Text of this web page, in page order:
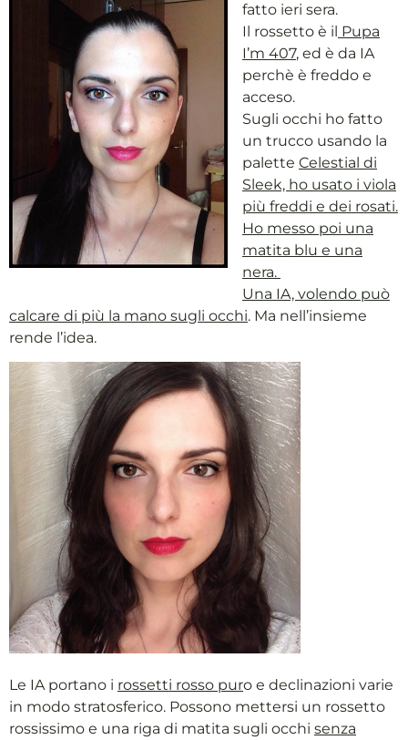
fatto ieri sera.
Il rossetto è il Pupa
I’m 407, ed è da IA
perchè è freddo e
acceso.
Sugli occhi ho fatto
un trucco usando la
palette Celestial di
Sleek, ho usato i viola
più freddi e dei rosati.
Ho messo poi una
matita blu e una
nera.
Una IA, volendo può
calcare di più la mano sugli occhi. Ma nell’insieme
rende l’idea.
Le IA portano i rossetti rosso puro e declinazioni varie
in modo stratosferico. Possono mettersi un rossetto
rossissimo e una riga di matita sugli occhi senza